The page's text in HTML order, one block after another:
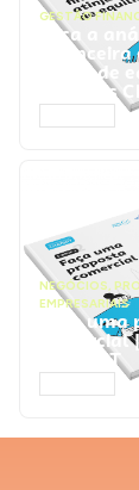
GESTÃO
Faça a
ponto de
Prompts
NEGÓCIOS,
EMPRESARIAIS
Faça
ChatGPT